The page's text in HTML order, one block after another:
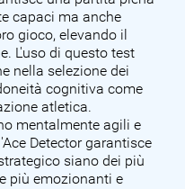
capaci ma anche
gioco, elevando il
L'uso di questo test
nella selezione dei
cognitiva come
atletica.
mentalmente agili e
Detector garantisce
siano dei più
più emozionanti e